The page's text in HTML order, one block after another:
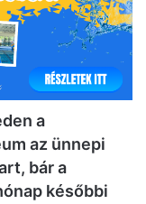
a
az ünnepi
bár a
későbbi